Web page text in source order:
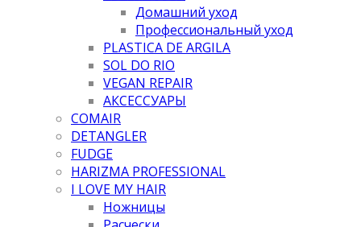
Домашний уход
Профессиональный уход
PLASTICA DE ARGILA
SOL DO RIO
VEGAN REPAIR
АКСЕССУАРЫ
COMAIR
DETANGLER
FUDGE
HARIZMA PROFESSIONAL
I LOVE MY HAIR
Ножницы